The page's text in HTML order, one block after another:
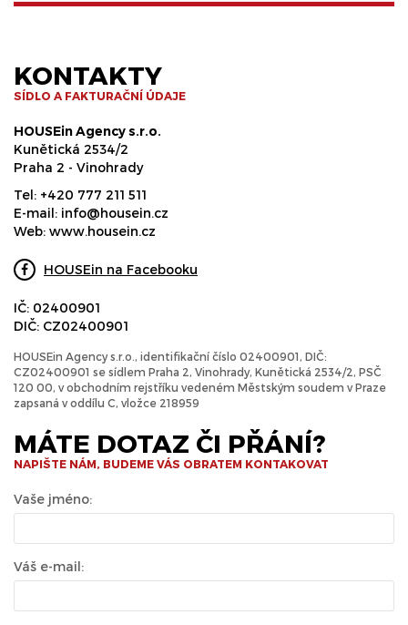
KONTAKTY
SÍDLO A FAKTURAČNÍ ÚDAJE
HOUSEin Agency s.r.o.
Kunětická 2534/2
Praha 2 - Vinohrady
Tel: +420 777 211 511
E-mail: info@housein.cz
Web: www.housein.cz
HOUSEin na Facebooku
IČ: 02400901
DIČ: CZ02400901
HOUSEin Agency s.r.o., identifikační číslo 02400901, DIČ:
CZ02400901 se sídlem Praha 2, Vinohrady, Kunětická 2534/2, PSČ
120 00, v obchodním rejstříku vedeném Městským soudem v Praze
zapsaná v oddílu C, vložce 218959
MÁTE DOTAZ ČI PŘÁNÍ?
NAPIŠTE NÁM, BUDEME VÁS OBRATEM KONTAKOVAT
Vaše jméno:
Váš e-mail: